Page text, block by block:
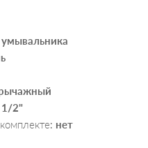
1/2"
: нет